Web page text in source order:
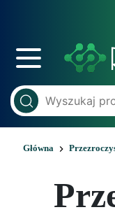
Główna